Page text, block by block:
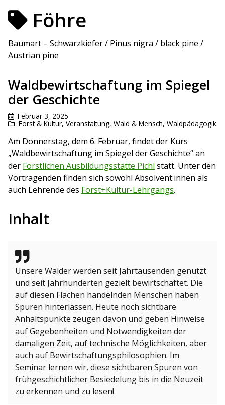
Föhre
Baumart – Schwarzkiefer / Pinus nigra / black pine /
Austrian pine
Waldbewirtschaftung im Spiegel
der Geschichte
Februar 3, 2025
Forst & Kultur, Veranstaltung, Wald & Mensch, Waldpädagogik
Am Donnerstag, dem 6. Februar, findet der Kurs
„Waldbewirtschaftung im Spiegel der Geschichte“ an
der Forstlichen Ausbildungsstätte Pichl statt. Unter den
Vortragenden finden sich sowohl Absolvent:innen als
auch Lehrende des Forst+Kultur-Lehrgangs.
Inhalt
Unsere Wälder werden seit Jahrtausenden genutzt
und seit Jahrhunderten gezielt bewirtschaftet. Die
auf diesen Flächen handelnden Menschen haben
Spuren hinterlassen. Heute noch sichtbare
Anhaltspunkte zeugen davon und geben Hinweise
auf Gegebenheiten und Notwendigkeiten der
damaligen Zeit, auf technische Möglichkeiten, aber
auch auf Bewirtschaftungsphilosophien. Im
Seminar lernen wir, diese sichtbaren Spuren von
frühgeschichtlicher Besiedelung bis in die Neuzeit
zu erkennen und zu lesen!